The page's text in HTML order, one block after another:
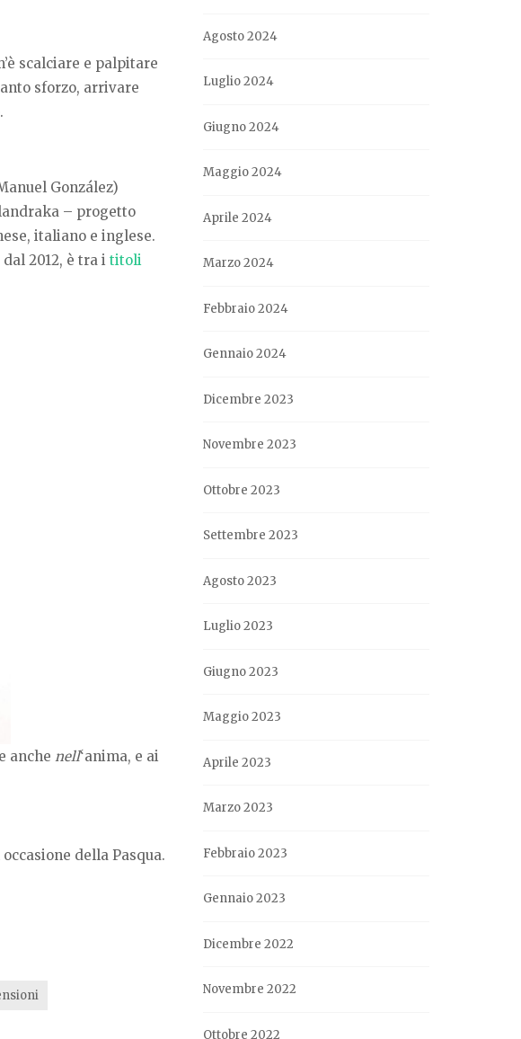
scalciare e palpitare
sforzo, arrivare
González)
– progetto
italiano e inglese.
2012, è tra i titoli
anche nell‘anima, e ai
della Pasqua.
Agosto 2024
Luglio 2024
Giugno 2024
Maggio 2024
Aprile 2024
Marzo 2024
Febbraio 2024
Gennaio 2024
Dicembre 2023
Novembre 2023
Ottobre 2023
Settembre 2023
Agosto 2023
Luglio 2023
Giugno 2023
Maggio 2023
Aprile 2023
Marzo 2023
Febbraio 2023
Gennaio 2023
Dicembre 2022
Novembre 2022
Ottobre 2022